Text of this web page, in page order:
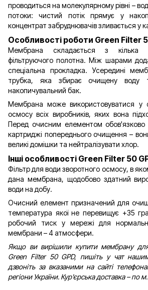
проводиться на молекулярному рівні –
потоки: чистий потік прямує у
концентрат забруднювачів зливається у
Особливості роботи Green Filter
Мембрана складається з кілька
фільтруючого полотна. Між шарами
спеціальна прокладка. Усередині
трубка, яка збирає очищену воду
накопичувальний бак.
Мембрана може використовуватися у
осмосу всіх виробників, яких вона
Перед очисним елементом обов'язково
картриджі попереднього очищення –
великі домішки та нейтралізувати хлор.
Інші особливості Green Filter 50
Фільтр для води зворотного осмосу, в
дана мембрана, щодобово здатний
води на добу.
Очисний елемент призначений для
температура якої не перевищує +35
робочий тиск у мережі для
мембрани – 4 атмосфери.
Якщо ви вирішили купити мембрану
Green Filter 50 GPD, пишіть у чат
дзвоніть за вказаними на сайті
регіони України. Кур'єрська доставка – по м.